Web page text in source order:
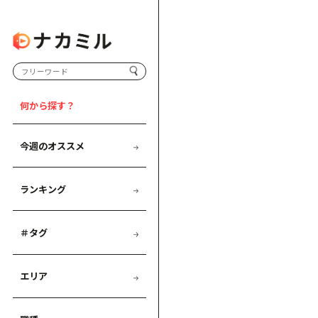
何から探す？
今週のオススメ
ランキング
＃タグ
エリア